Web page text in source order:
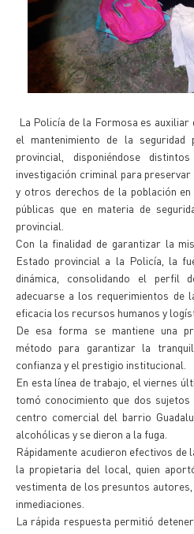
La Policía de la Formosa es
el mantenimiento de la
provincial, disponiéndose
investigación criminal para
y otros derechos de la población
públicas que en materia de
provincial.
Con la finalidad de garantizar la
Estado provincial a la Policía, la
dinámica, consolidando el perfil
adecuarse a los requerimientos de
eficacia los recursos humanos y
De esa forma se mantiene una
método para garantizar la
confianza y el prestigio institucional.
En esta línea de trabajo, el viernes
tomó conocimiento que dos
centro comercial del barrio
alcohólicas y se dieron a la fuga.
Rápidamente acudieron efectivos de
la propietaria del local, quien
vestimenta de los presuntos
inmediaciones.
La rápida respuesta permitió